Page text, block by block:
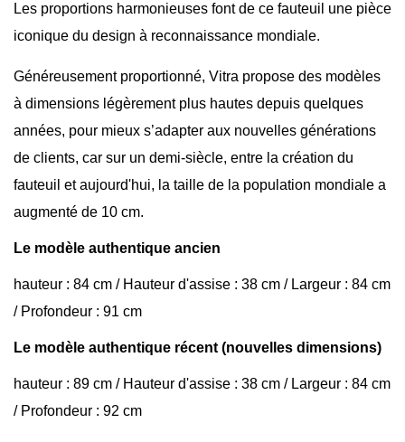
Les proportions harmonieuses font de ce fauteuil une pièce
iconique du design à reconnaissance mondiale.
Généreusement proportionné, Vitra propose des modèles
à dimensions légèrement plus hautes depuis quelques
années, pour mieux s’adapter aux nouvelles générations
de clients, car sur un demi-siècle, entre la création du
fauteuil et aujourd'hui, la taille de la population mondiale a
augmenté de 10 cm.
Le modèle authentique ancien
hauteur : 84 cm / Hauteur d'assise : 38 cm / Largeur : 84 cm
/ Profondeur : 91 cm
Le modèle authentique récent (nouvell es dimensions)
hauteur : 89 cm / Hauteur d'assise : 38 cm / Largeur : 84 cm
/ Profondeur : 92 cm